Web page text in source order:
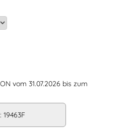
vom 31.07.2026 bis zum
19463F